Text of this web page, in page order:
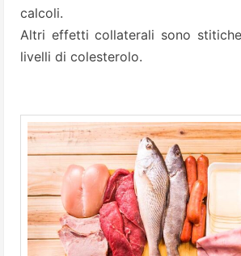
calcoli.
Altri effetti collaterali sono
livelli di colesterolo.